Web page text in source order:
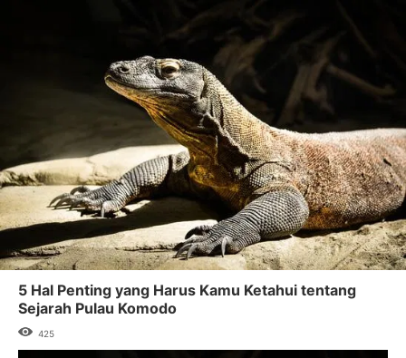
5 Hal Penting yang Harus Kamu Ketahui tentang
Sejarah Pulau Komodo
425